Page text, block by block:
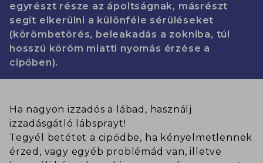
egyrészt része az ápoltságnak, másrészt
segít elkerülni a különféle sérüléseket
(körömbetörés, beleakadás a zokniba, túl
hosszú köröm miatti nyomás érzése a
cipőben).
Ha nagyon izzadós a lábad, használj
izzadásgátló lábsprayt!
Tegyél betétet a cipődbe, ha kényelmetlennek
érzed, vagy egyéb problémád van, illetve